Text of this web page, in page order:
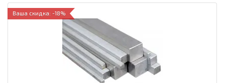
Ваша скидка: -18%